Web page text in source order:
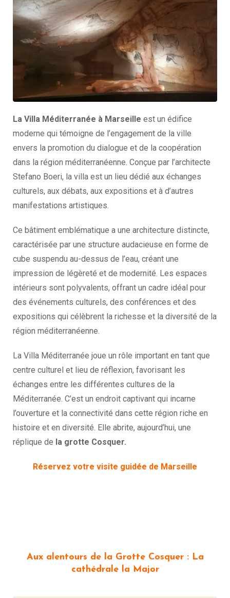
La Villa Méditerranée à Marseille est un édifice
moderne qui témoigne de l’engagement de la ville
envers la promotion du dialogue et de la coopération
dans la région méditerranéenne. Conçue par l’architecte
Stefano Boeri, la villa est un lieu dédié aux échanges
culturels, aux débats, aux expositions et à d’autres
manifestations artistiques.
Ce bâtiment emblématique a une architecture distincte,
caractérisée par une structure audacieuse en forme de
cube suspendu au-dessus de l’eau, créant une
impression de légèreté et de modernité. Les espaces
intérieurs sont polyvalents, offrant un cadre idéal pour
des événements culturels, des conférences et des
expositions qui célèbrent la richesse et la diversité de la
région méditerranéenne.
La Villa Méditerranée joue un rôle important en tant que
centre culturel et lieu de réflexion, favorisant les
échanges entre les différentes cultures de la
Méditerranée. C’est un endroit captivant qui incarne
l’ouverture et la connectivité dans cette région riche en
histoire et en diversité. Elle abrite, aujourd’hui, une
réplique de la grotte Cosquer.
Réservez votre visite guidée de Marseille
Aux alentours de la Grotte Cosquer : La
cathédrale la Major